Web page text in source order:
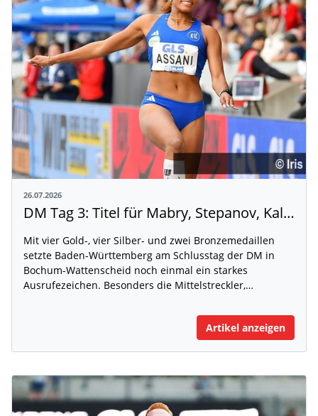
26.07.2026
DM Tag 3: Titel für Mabry, Stepanov, Kallabis und Assani
Mit vier Gold-, vier Silber- und zwei Bronzemedaillen
setzte Baden-Württemberg am Schlusstag der DM in
Bochum-Wattenscheid noch einmal ein starkes
Ausrufezeichen. Besonders die Mittelstreckler,…
Artikel anzeigen